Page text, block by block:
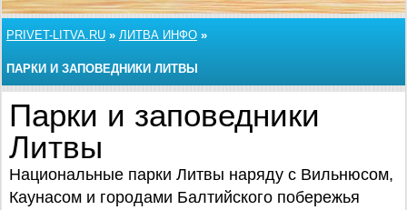
PRIVET-LITVA.RU » ЛИТВА ИНФО »
ПАРКИ И ЗАПОВЕДНИКИ ЛИТВЫ
Парки и заповедники
Литвы
Национальные парки Литвы наряду с Вильнюсом,
Каунасом и городами Балтийского побережья